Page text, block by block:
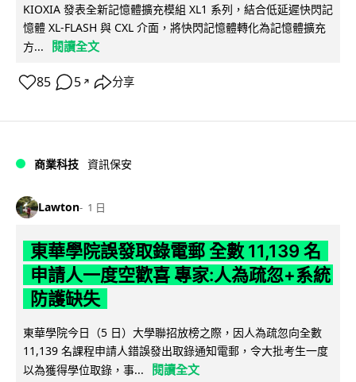
KIOXIA 發表全新記憶體擴充模組 XL1 系列，結合低延遲快閃記
憶體 XL-FLASH 與 CXL 介面，將快閃記憶體轉化為記憶體擴充
方...
閱讀全文
85 5 ↗ 分享
商業科技 資訊保安
Lawton 1 日
東華學院誤發取錄電郵 全數 11,139 名
申請人一度空歡喜 專家:人為疏忽+系統
防護缺失
東華學院今日（5 日）大學聯招放榜之際，因人為疏忽向全數
11,139 名課程申請人錯誤發出取錄通知電郵，令大批考生一度
以為獲得學位取錄，事...
閱讀全文